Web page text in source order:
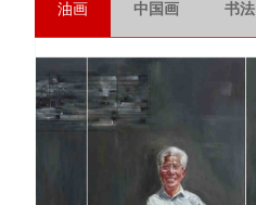
油画 中国画 书法